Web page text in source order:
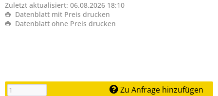
Zuletzt aktualisiert: 06.08.2026 18:10
Datenblatt mit Preis drucken
Datenblatt ohne Preis drucken
Zu Anfrage hinzufügen